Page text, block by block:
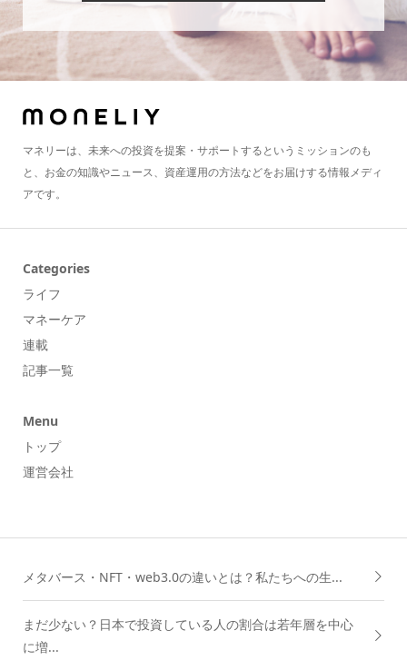
マネリーは、未来への投資を提案・サポートするというミッションのも
と、お金の知識やニュース、資産運用の方法などをお届けする情報メディ
アです。
Categories
ライフ
マネーケア
連載
記事一覧
Menu
トップ
運営会社
メタバース・NFT・web3.0の違いとは？私たちへの生...
まだ少ない？日本で投資している人の割合は若年層を中心
に増...